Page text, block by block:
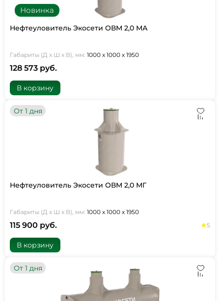
Новинка
Нефтеуловитель Экосети ОВМ 2,0 МА
Габариты (Д х Ш х В), мм: 1000 х 1000 х 1950
128 573 руб.
В корзину
От 1 дня
Нефтеуловитель Экосети ОВМ 2,0 МГ
Габариты (Д х Ш х В), мм: 1000 х 1000 х 1950
115 900 руб. 5
В корзину
От 1 дня